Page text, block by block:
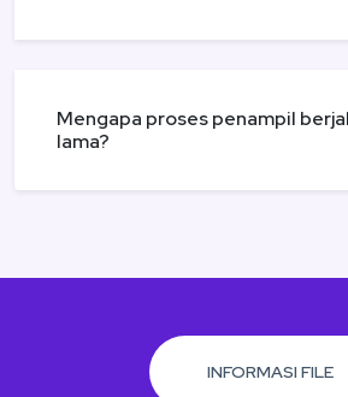
Mengapa proses penampil
lama?
INFORMASI FILE